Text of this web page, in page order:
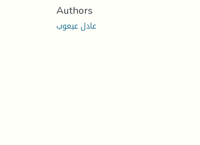
Authors
عادل عبعوب